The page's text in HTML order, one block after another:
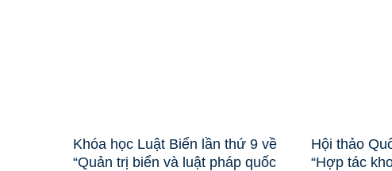
Khóa học Luật Biển lần thứ 9 về
“Quản trị biển và luật pháp quốc
Hội thảo
“Hợp tác